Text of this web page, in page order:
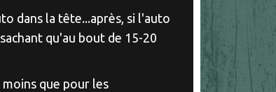
dans la tête...après, si l'auto
qu'au bout de 15-20
moins que pour les